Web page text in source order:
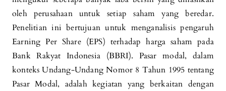
oleh perusahaan untuk setiap saham yang beredar.
Penelitian ini bertujuan untuk menganalisis pengaruh
Earning Per Share (EPS) terhadap harga saham pada
Bank Rakyat Indonesia (BBRI). Pasar modal, dalam
konteks Undang-Undang Nomor 8 Tahun 1995 tentang
Pasar Modal, adalah kegiatan yang berkaitan dengan